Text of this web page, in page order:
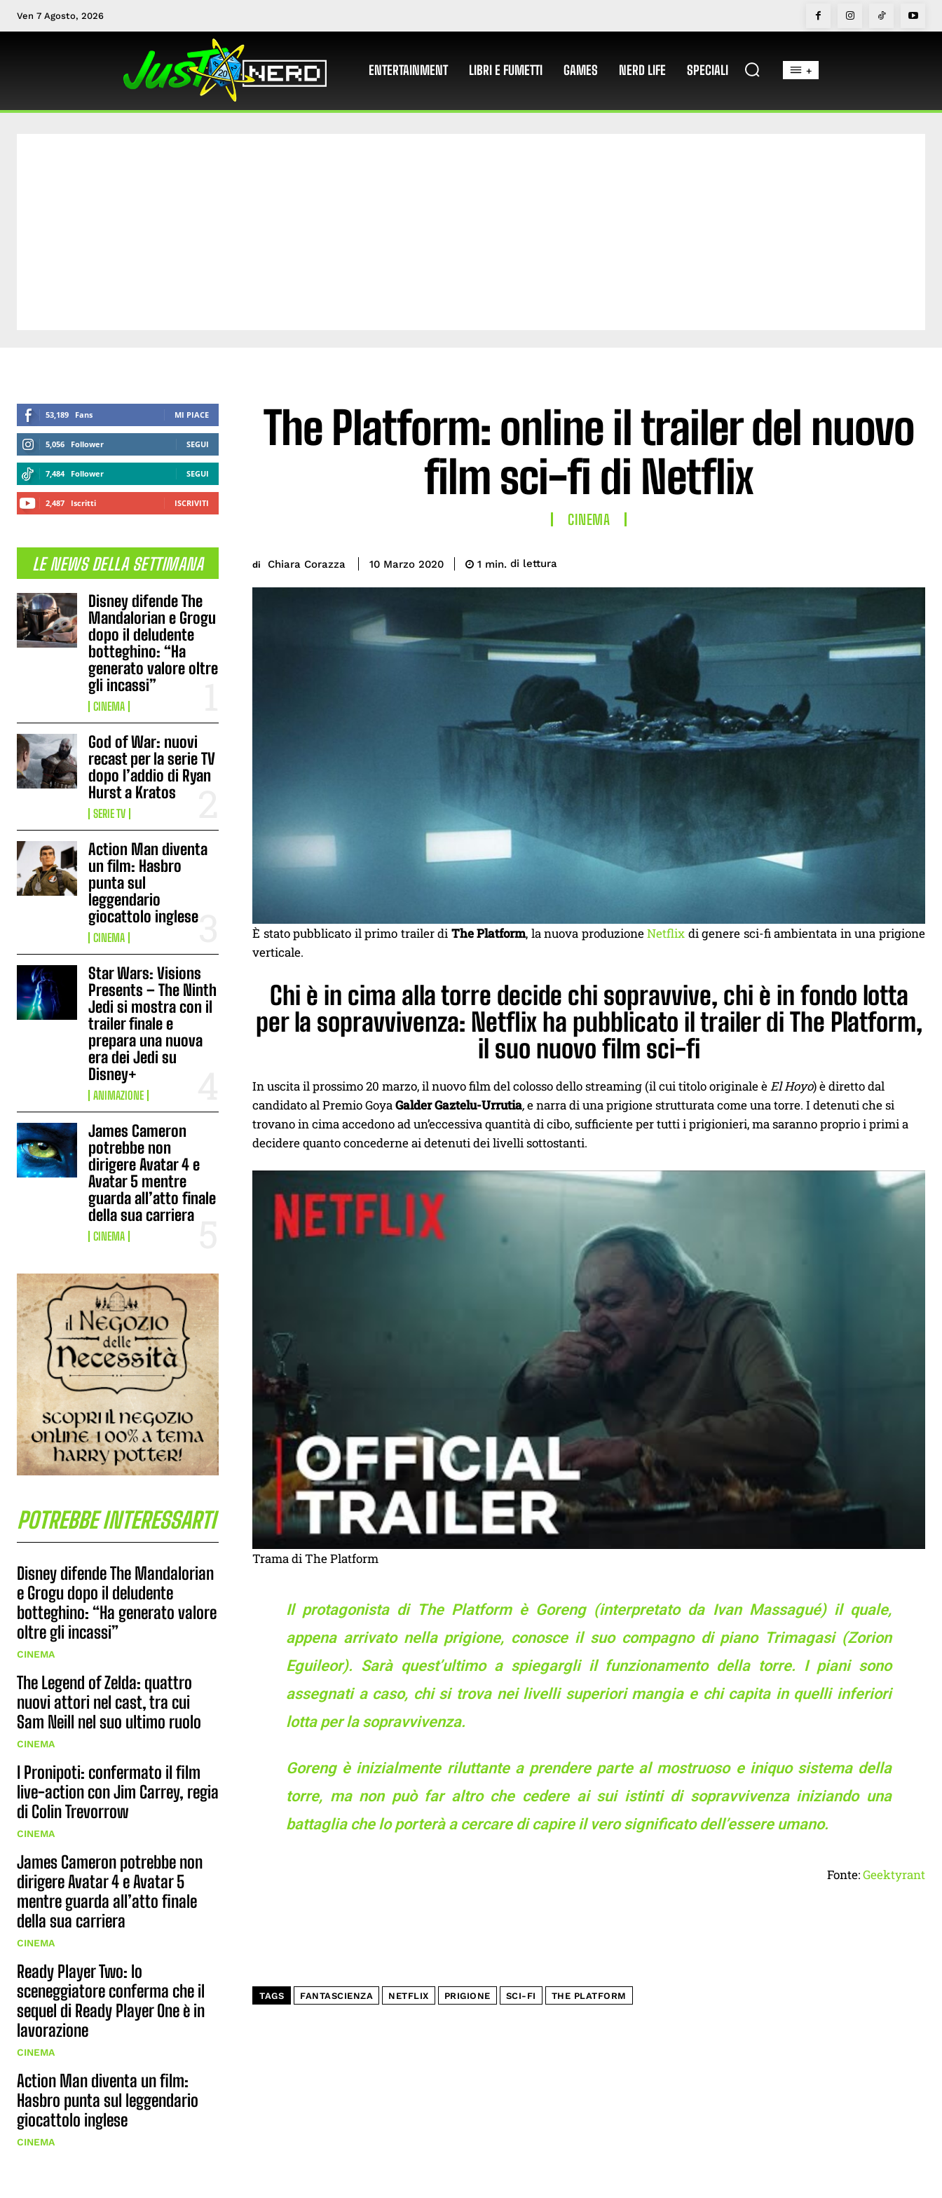
Ven 7 Agosto, 2026
ENTERTAINMENT LIBRI E FUMETTI GAMES NERD LIFE SPECIALI +
53,189 Fans MI PIACE
5,056 Follower SEGUI
7,484 Follower SEGUI
2,487 Iscritti ISCRIVITI
LE NEWS DELLA SETTIMANA
Disney difende The
Mandalorian e Grogu
dopo il deludente
botteghino: “Ha
generato valore oltre
gli incassi”
CINEMA
God of War: nuovi
recast per la serie TV
dopo l’addio di Ryan
Hurst a Kratos
SERIE TV
Action Man diventa
un film: Hasbro
punta sul
leggendario
giocattolo inglese
CINEMA
Star Wars: Visions
Presents – The Ninth
Jedi si mostra con il
trailer finale e
prepara una nuova
era dei Jedi su
Disney+
ANIMAZIONE
James Cameron
potrebbe non
dirigere Avatar 4 e
Avatar 5 mentre
guarda all’atto finale
della sua carriera
CINEMA
POTREBBE INTERESSARTI
Disney difende The Mandalorian
e Grogu dopo il deludente
botteghino: “Ha generato valore
oltre gli incassi”
CINEMA
The Legend of Zelda: quattro
nuovi attori nel cast, tra cui
Sam Neill nel suo ultimo ruolo
CINEMA
I Pronipoti: confermato il film
live-action con Jim Carrey, regia
di Colin Trevorrow
CINEMA
James Cameron potrebbe non
dirigere Avatar 4 e Avatar 5
mentre guarda all’atto finale
della sua carriera
CINEMA
Ready Player Two: lo
sceneggiatore conferma che il
sequel di Ready Player One è in
lavorazione
CINEMA
Action Man diventa un film:
Hasbro punta sul leggendario
giocattolo inglese
CINEMA
The Platform: online il trailer del nuovo
film sci-fi di Netflix
CINEMA
di Chiara Corazza 10 Marzo 2020 1 min. di lettura
È stato pubblicato il primo trailer di The Platform, la nuova produzioneNetflix di genere sci-fi ambientata in una prigione
verticale.
Chi è in cima alla torre decide chi sopravvive, chi è in fondo lotta
per la sopravvivenza: Netflix ha pubblicato il trailer di The Platform,
il suo nuovo film sci-fi
In uscita il prossimo 20 marzo, il nuovo film del colosso dello streaming (il cui titolo originale èEl Hoyo) è diretto dal
candidato al Premio GoyaGalder Gaztelu-Urrutia,e narra di una prigione strutturata come una torre. I detenuti che si
trovano in cima accedono ad un’eccessiva quantità di cibo, sufficiente per tutti i prigionieri, ma saranno proprio i primi a
decidere quanto concederne ai detenuti dei livelli sottostanti.
Trama di The Platform
Il protagonista di The Platform è Goreng (interpretato da Ivan Massagué) il quale,
appena arrivato nella prigione, conosce il suo compagno di piano Trimagasi (Zorion
Eguileor). Sarà quest’ultimo a spiegargli il funzionamento della torre. I piani sono
assegnati a caso, chi si trova nei livelli superiori mangia e chi capita in quelli inferiori
lotta per la sopravvivenza.
Goreng è inizialmente riluttante a prendere parte al mostruoso e iniquo sistema della
torre, ma non può far altro che cedere ai sui istinti di sopravvivenza iniziando una
battaglia che lo porterà a cercare di capire il vero significato dell’essere umano.
Fonte:Geektyrant
TAGS FANTASCIENZA NETFLIX PRIGIONE SCI-FI THE PLATFORM